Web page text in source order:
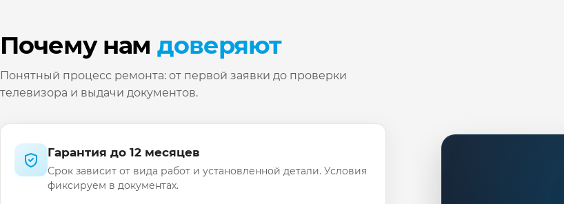
Почему намдоверяют
Понятный процесс ремонта: от первой заявки до проверки
телевизора и выдачи документов.
Гарантия до 12 месяцев
Срок зависит от вида работ и установленной детали. Условия
фиксируем в документах.